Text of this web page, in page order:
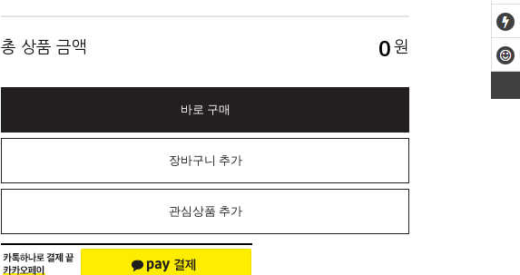
총 상품 금액 0원
바로 구매
장바구니 추가
관심상품 추가